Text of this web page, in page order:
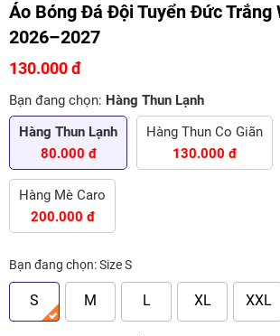
Áo Bóng Đá Đội Tuyển Đức Trắng
2026–2027
130.000 đ
Bạn đang chọn: Hàng Thun Lạnh
Hàng Thun Lạnh
80.000 đ
Hàng Thun Co Giãn
130.000 đ
Hàng Mè Caro
200.000 đ
Bạn đang chọn:Size S
S M L XL XXL